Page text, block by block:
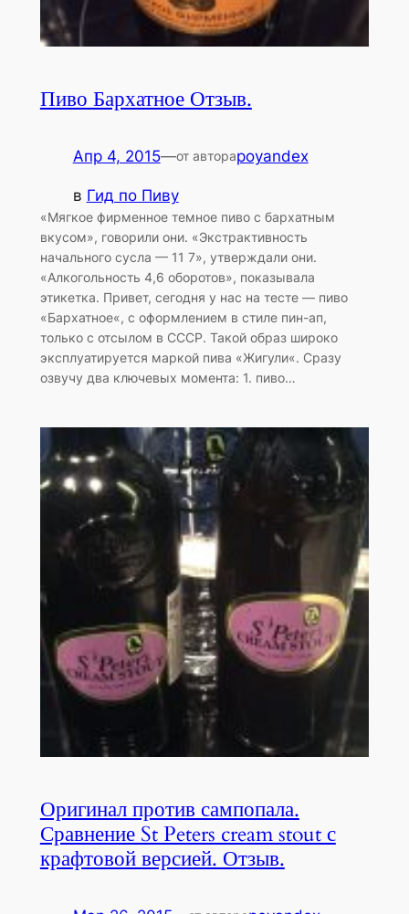
Пиво Бархатное Отзыв.
Апр 4, 2015—от автораpoyandex
в Гид по Пиву
«Мягкое фирменное темное пиво с бархатным
вкусом», говорили они. «Экстрактивность
начального сусла — 11 7», утверждали они.
«Алкогольность 4,6 оборотов», показывала
этикетка. Привет, сегодня у нас на тесте — пиво
«Бархатное«, с оформлением в стиле пин-ап,
только с отсылом в СССР. Такой образ широко
эксплуатируется маркой пива «Жигули«. Сразу
озвучу два ключевых момента: 1. пиво…
Оригинал против сампопала.
Сравнение St Peters cream stout с
крафтовой версией. Отзыв.